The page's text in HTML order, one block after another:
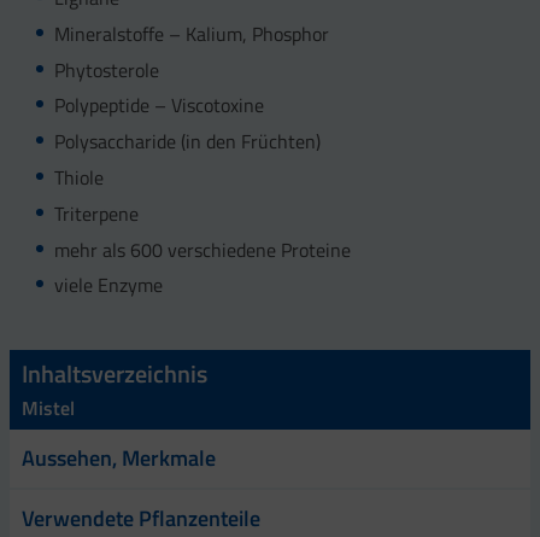
Mineralstoffe – Kalium, Phosphor
Phytosterole
Polypeptide – Viscotoxine
Polysaccharide (in den Früchten)
Thiole
Triterpene
mehr als 600 verschiedene Proteine
viele Enzyme
Inhaltsverzeichnis
Mistel
Aussehen, Merkmale
Verwendete Pflanzenteile